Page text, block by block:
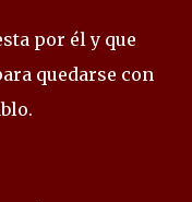
por él y que
quedarse con